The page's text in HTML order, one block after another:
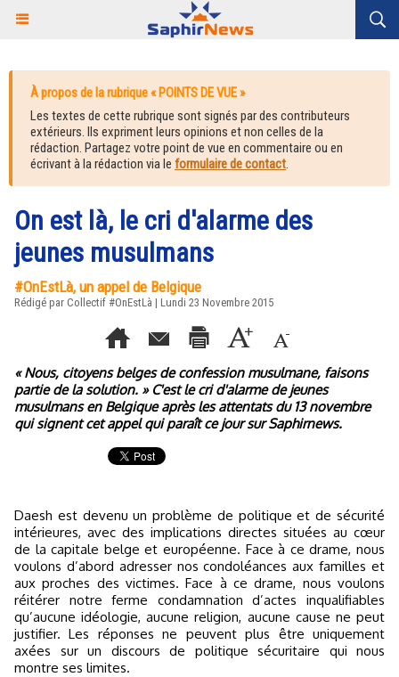
À propos de la rubrique « POINTS DE VUE »
Les textes de cette rubrique sont signés par des contributeurs
extérieurs. Ils expriment leurs opinions et non celles de la
rédaction. Partagez votre point de vue en commentaire ou en
écrivant à la rédaction via le formulaire de contact.
On est là, le cri d'alarme des
jeunes musulmans
#OnEstLà, un appel de Belgique
Rédigé par Collectif #OnEstLà | Lundi 23 Novembre 2015
« Nous, citoyens belges de confession musulmane, faisons
partie de la solution. » C'est le cri d'alarme de jeunes
musulmans en Belgique après les attentats du 13 novembre
qui signent cet appel qui paraît ce jour sur Saphirnews.
Daesh est devenu un problème de politique et de sécurité
intérieures, avec des implications directes situées au cœur
de la capitale belge et européenne. Face à ce drame, nous
voulons d’abord adresser nos condoléances aux familles et
aux proches des victimes. Face à ce drame, nous voulons
réitérer notre ferme condamnation d’actes inqualifiables
qu’aucune idéologie, aucune religion, aucune cause ne peut
justifier. Les réponses ne peuvent plus être uniquement
axées sur un discours de politique sécuritaire qui nous
montre ses limites.